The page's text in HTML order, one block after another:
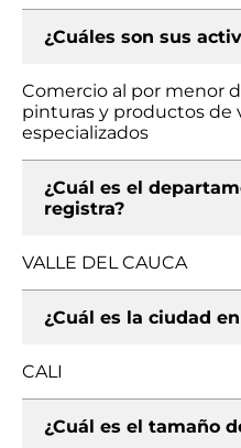
¿Cuáles son sus
Comercio al por menor
pinturas y productos de
especializados
¿Cuál es el
registra?
VALLE DEL CAUCA
¿Cuál es la ciudad
CALI
¿Cuál es el tamaño